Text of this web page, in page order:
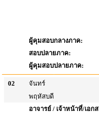
ผู้คุมสอบกลางภาค:
สอบปลายภาค:
ผู้คุมสอบปลายภาค:
02
จันทร์
พฤหัสบดี
อาจารย์ / เจ้าหน้าที่/เอก